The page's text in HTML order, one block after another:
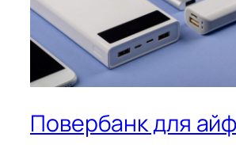
Повербанк для